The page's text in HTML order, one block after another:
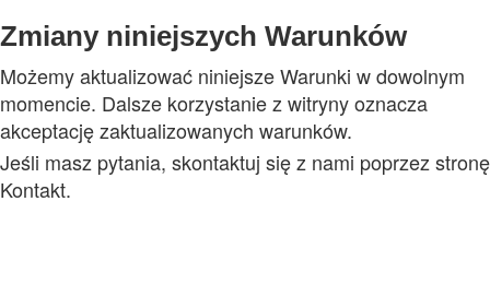
Zmiany niniejszych Warunków
Możemy aktualizować niniejsze Warunki w dowolnym
momencie. Dalsze korzystanie z witryny oznacza
akceptację zaktualizowanych warunków.
Jeśli masz pytania, skontaktuj się z nami poprzez stronę
Kontakt.